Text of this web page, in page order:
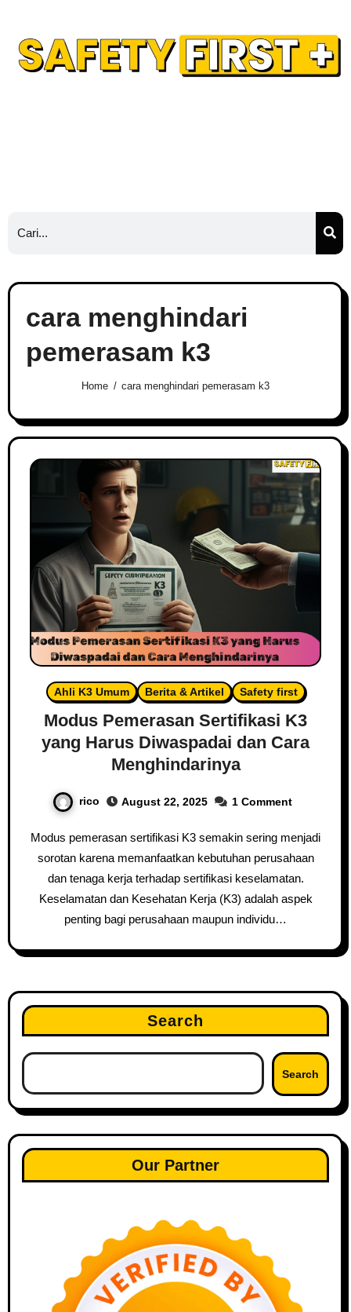
cara menghindari
pemerasam k3
Home cara menghindari pemerasam k3
Ahli K3 Umum Berita & Artikel Safety first
Modus Pemerasan Sertifikasi K3
yang Harus Diwaspadai dan Cara
Menghindarinya
rico August 22, 2025 1 Comment
Modus pemerasan sertifikasi K3 semakin sering menjadi
sorotan karena memanfaatkan kebutuhan perusahaan
dan tenaga kerja terhadap sertifikasi keselamatan.
Keselamatan dan Kesehatan Kerja (K3) adalah aspek
penting bagi perusahaan maupun individu…
Search
Search
Our Partner